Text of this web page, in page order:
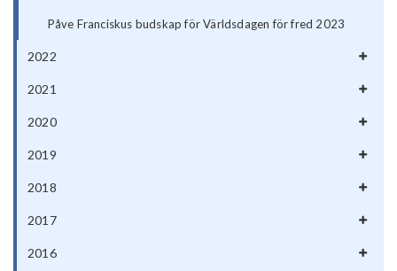
Påve Franciskus budskap för Världsdagen för fred 2023
2022
2021
2020
2019
2018
2017
2016